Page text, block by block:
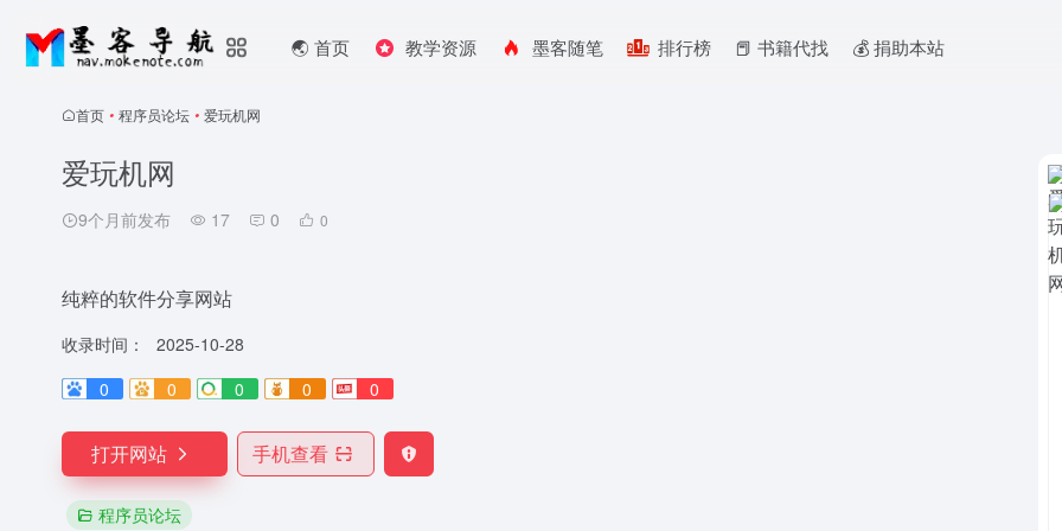
🌏️ 首页 教学资源 墨客随笔 排行榜 📕 书籍代找 💰️ 捐助本站
首页 • 程序员论坛 • 爱玩机网
爱玩机网
9个月前发布 17 0 0
纯粹的软件分享网站
收录时间：
2025-10-28
0
0 0 0 0
打开网站 手机查看
程序员论坛